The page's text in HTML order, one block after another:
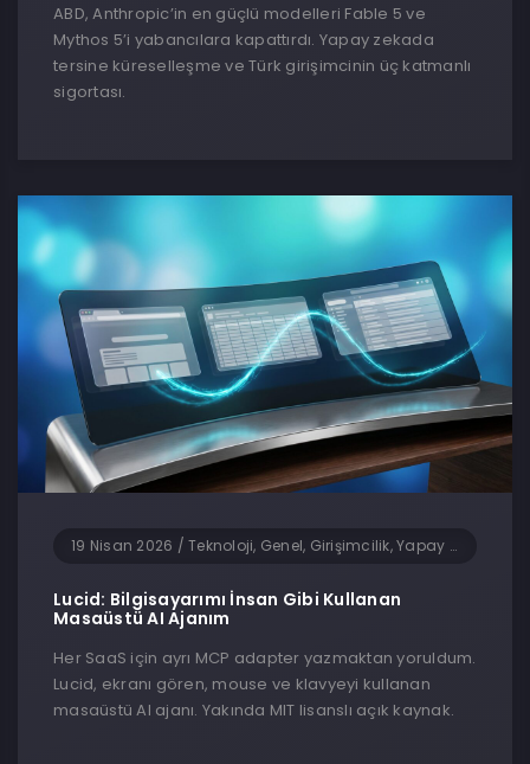
ABD, Anthropic’in en güçlü modelleri Fable 5 ve
Mythos 5’i yabancılara kapattırdı. Yapay zekada
tersine küreselleşme ve Türk girişimcinin üç katmanlı
sigortası.
19 Nisan 2026 / Teknoloji, Genel, Girişimcilik, Yapay Zeka, Yazılım
Lucid: Bilgisayarımı İnsan Gibi Kullanan
Masaüstü AI Ajanım
Her SaaS için ayrı MCP adapter yazmaktan yoruldum.
Lucid, ekranı gören, mouse ve klavyeyi kullanan
masaüstü AI ajanı. Yakında MIT lisanslı açık kaynak.